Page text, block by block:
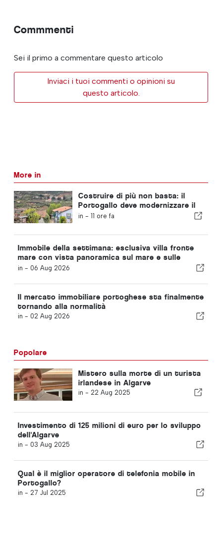
Commmenti
Sei il primo a commentare questo articolo
Inviaci i tuoi commenti o opinioni su
questo articolo.
More in
Costruire di più non basta: il
Portogallo deve modernizzare il
proprio patrimonio immobiliare
in - 11 ore fa
Immobile della settimana: esclusiva villa fronte
mare con vista panoramica sul mare e sulle
montagne dell’Arrábida
in - 06 Aug 2026
Il mercato immobiliare portoghese sta finalmente
tornando alla normalità
in - 02 Aug 2026
Popolare
Mistero sulla morte di un turista
irlandese in Algarve
in - 22 Aug 2025
Investimento di 125 milioni di euro per lo sviluppo
dell'Algarve
in - 03 Aug 2025
Qual è il miglior operatore di telefonia mobile in
Portogallo?
in - 27 Jul 2025